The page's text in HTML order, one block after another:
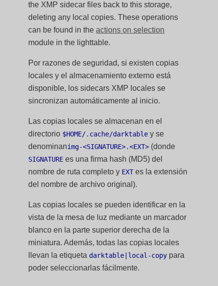
the XMP sidecar files back to this storage,
deleting any local copies. These operations
can be found in theactions on selection
module in the lighttable.
Por razones de seguridad, si existen copias
locales y el almacenamiento externo está
disponible, los sidecars XMP locales se
sincronizan automáticamente al inicio.
Las copias locales se almacenan en el
directorio $HOME/.cache/darktable y se
denominanimg-<SIGNATURE>.<EXT> (donde
SIGNATURE es una firma hash (MD5) del
nombre de ruta completo y EXT es la extensión
del nombre de archivo original).
Las copias locales se pueden identificar en la
vista de la mesa de luz mediante un marcador
blanco en la parte superior derecha de la
miniatura. Además, todas las copias locales
llevan la etiqueta darktable|local-copy para
poder seleccionarlas fácilmente.